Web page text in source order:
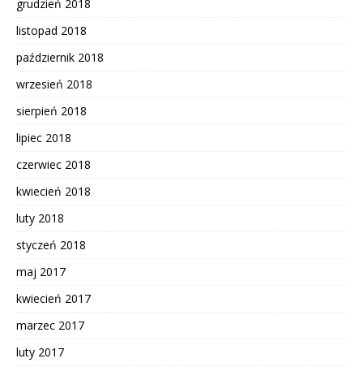
grudzień 2018
listopad 2018
październik 2018
wrzesień 2018
sierpień 2018
lipiec 2018
czerwiec 2018
kwiecień 2018
luty 2018
styczeń 2018
maj 2017
kwiecień 2017
marzec 2017
luty 2017